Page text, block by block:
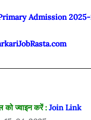
Admission
को ज्वाइन करें : Join Link